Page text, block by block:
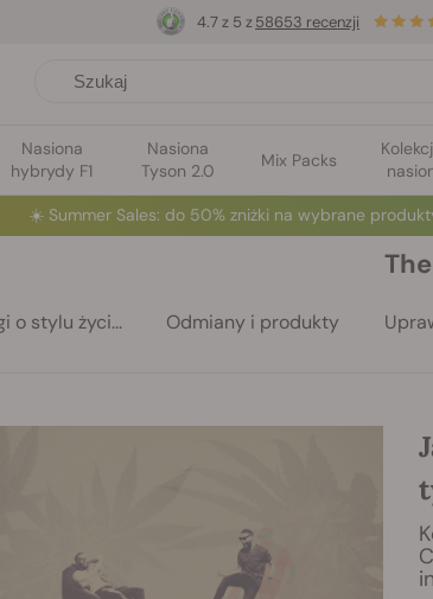
Nasiona
hybrydy F1
Nasiona
Tyson 2.0
Mix Packs
4.7 z 5 z58653 recenzji
☀️ Summer Sales: do 50% zniżki na wybrane
o stylu życi... Odmiany i produkty